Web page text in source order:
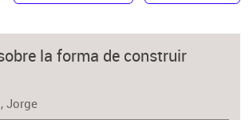
Autor
Colaborador
la forma de construir
Jorge